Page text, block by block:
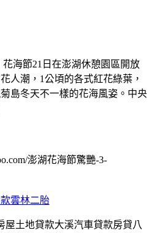
海節21日在澎湖休憩園區開放
人潮，1公頃的各式紅花綠葉，
島冬天不一樣的花海風姿。中央
澎湖花海節驚艷-3-
雲林二胎
屋土地貸款大溪汽車貸款房貸八